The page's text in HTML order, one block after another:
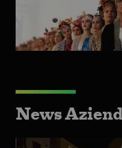
News